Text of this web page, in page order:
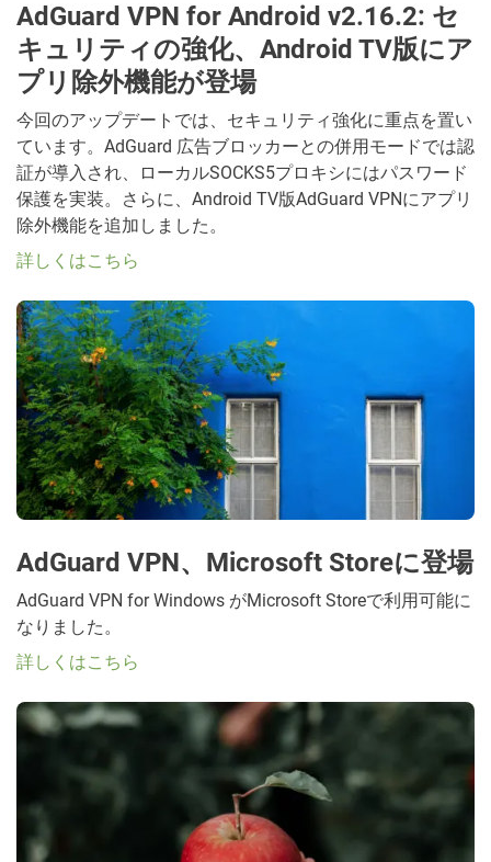
AdGuard VPN for Android v2.16.2: セ
キュリティの強化、Android TV版にア
プリ除外機能が登場
今回のアップデートでは、セキュリティ強化に重点を置い
ています。AdGuard 広告ブロッカーとの併用モードでは認
証が導入され、ローカルSOCKS5プロキシにはパスワード
保護を実装。さらに、Android TV版AdGuard VPNにアプリ
除外機能を追加しました。
詳しくはこちら
AdGuard VPN、Microsoft Storeに登場
AdGuard VPN for Windows がMicrosoft Storeで利用可能に
なりました。
詳しくはこちら